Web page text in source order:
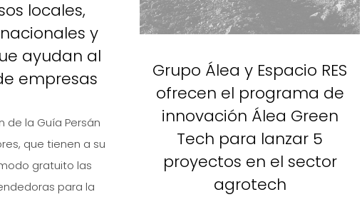
locales,
y
ayudan al
empresas
de la Guía Persán
que tienen a su
gratuito las
para la
Grupo Álea y Espacio RES
ofrecen el programa de
innovación Álea Green
Tech para lanzar 5
proyectos en el sector
agrotech